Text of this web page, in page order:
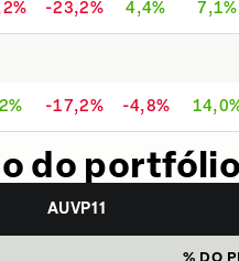
-23,2% 4,4% 7,1%
-17,2% -4,8%
do
AUVP11
% DO